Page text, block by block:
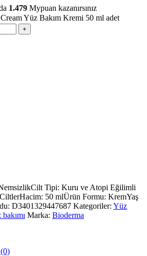
1.479 Mypuan kazanırsınız
Yüz Bakım Kremi 50 ml adet
Cilt Tipi: Kuru ve Atopi Eğilimli
Hacim: 50 mlÜrün Formu: KremYaş
D3401329447687 Kategoriler: Yüz
Marka: Bioderma